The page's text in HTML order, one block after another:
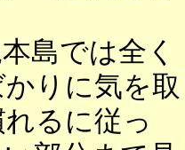
島では全く
りに気を取
るに従っ